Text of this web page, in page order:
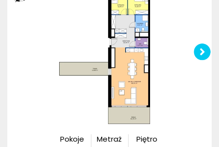
Pokoje
Metraż
Piętro